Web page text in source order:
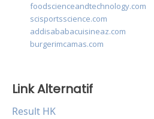
foodscienceandtechnology.com
scisportsscience.com
addisababacuisineaz.com
burgerimcamas.com
Link Alternatif
Result HK